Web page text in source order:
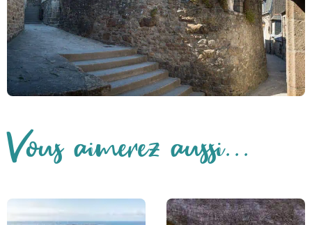
Vous aimerez aussi...